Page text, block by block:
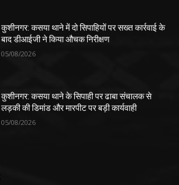
कुशीनगर: कसया थाने में दो सिपाहियों पर सख्त कार्रवाई के
बाद डीआईजी ने किया औचक निरीक्षण
05/08/2026
कुशीनगर: कसया थाने के सिपाही पर ढाबा संचालक से
लड़की की डिमांड और मारपीट पर बड़ी कार्यवाही
05/08/2026